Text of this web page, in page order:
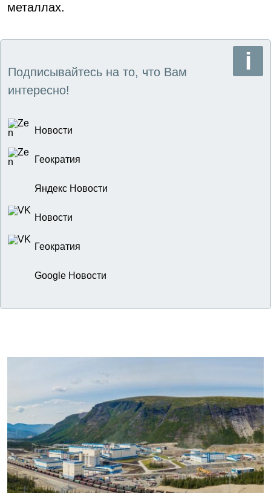
металлах.
Подписывайтесь на то, что Вам
интересно!
Новости
Геократия
Яндекс Новости
Новости
Геократия
Google Новости